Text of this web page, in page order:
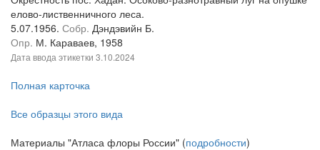
елово-лиственничного леса.
5.07.1956. Собр. Дэндэвийн Б.
Опр. М. Караваев, 1958
Дата ввода этикетки 3.10.2024
Полная карточка
Все образцы этого вида
Материалы "Атласа флоры России" (подробности)